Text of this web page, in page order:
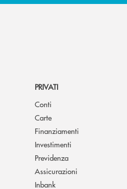
PRIVATI
Conti
Carte
Finanziamenti
Investimenti
Previdenza
Assicurazioni
Inbank